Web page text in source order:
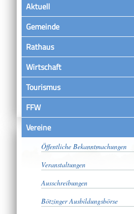
Aktuell
Gemeinde
Rathaus
Wirtschaft
Tourismus
FFW
VereineSatzungen
Öffentliche Bekanntmachungen
Veranstaltungen
Ausschreibungen
Bötzinger Ausbildungsbörse